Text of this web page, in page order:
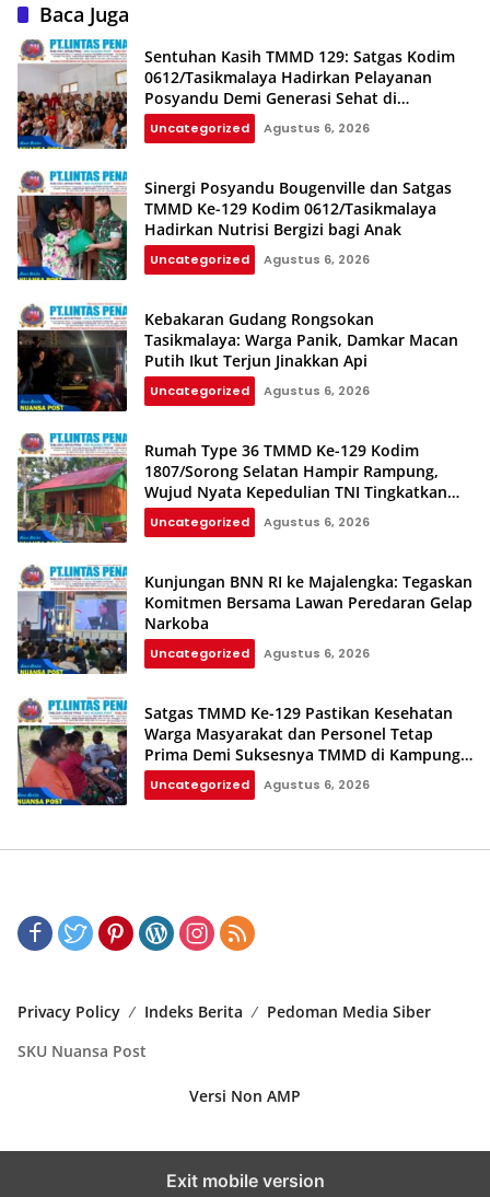
Baca Juga
Sentuhan Kasih TMMD 129: Satgas Kodim
0612/Tasikmalaya Hadirkan Pelayanan
Posyandu Demi Generasi Sehat di
Parungponteng
Uncategorized Agustus 6, 2026
Sinergi Posyandu Bougenville dan Satgas
TMMD Ke-129 Kodim 0612/Tasikmalaya
Hadirkan Nutrisi Bergizi bagi Anak
Uncategorized Agustus 6, 2026
Kebakaran Gudang Rongsokan
Tasikmalaya: Warga Panik, Damkar Macan
Putih Ikut Terjun Jinakkan Api
Uncategorized Agustus 6, 2026
Rumah Type 36 TMMD Ke-129 Kodim
1807/Sorong Selatan Hampir Rampung,
Wujud Nyata Kepedulian TNI Tingkatkan
Kesejahteraan Warga
Uncategorized Agustus 6, 2026
Kunjungan BNN RI ke Majalengka: Tegaskan
Komitmen Bersama Lawan Peredaran Gelap
Narkoba
Uncategorized Agustus 6, 2026
Satgas TMMD Ke-129 Pastikan Kesehatan
Warga Masyarakat dan Personel Tetap
Prima Demi Suksesnya TMMD di Kampung
Sesor
Uncategorized Agustus 6, 2026
Privacy Policy Indeks Berita
Pedoman Media Siber
SKU Nuansa Post
Versi Non AMP
Exit mobile version